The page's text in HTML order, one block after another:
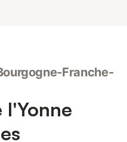
Franche-
l'Yonne